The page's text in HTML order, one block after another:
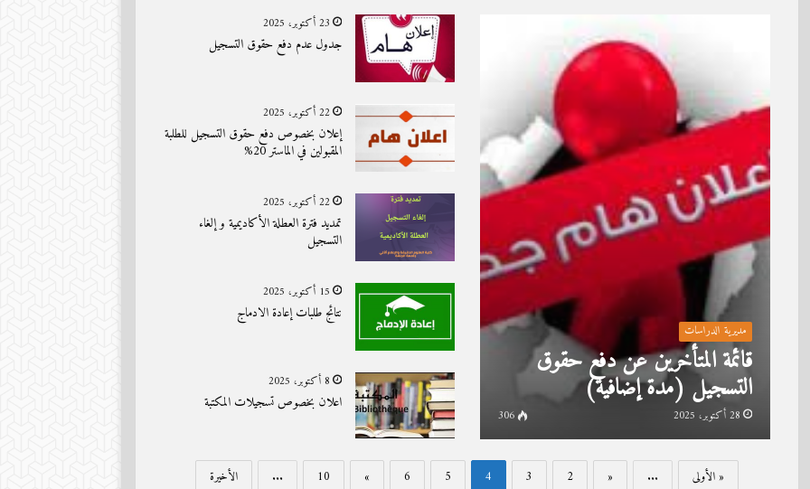
مديرية الدراسات
قائمة المتأخرين عن دفع حقوق
التسجيل (مدة إضافية)
28 أكتوبر، 2025 306
23 أكتوبر، 2025
جدول عدم دفع حقوق التسجيل
22 أكتوبر، 2025
إعلان بخصوص دفع حقوق التسجيل للطلبة
المقبولين في الماستر 20%
22 أكتوبر، 2025
تمديد فترة العطلة الأكاديمية و إلغاء
التسجيل
15 أكتوبر، 2025
نتائج طلبات إعادة الادماج
8 أكتوبر، 2025
اعلان بخصوص تسجيلات المكتبة
« الأولى ...
«
2
3
4
5
6
»
10
... الأخيرة